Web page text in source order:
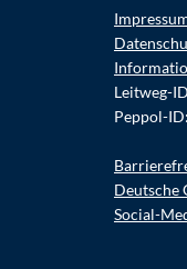
Leitweg-
Peppol-
Deutsche
Social-